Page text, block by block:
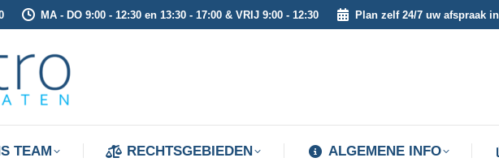
MA - DO 9:00 - 12:30 en 13:30 - 17:00 & VRIJ 9:00 - 12:30 Plan zelf 24/7 uw afspraak in
TEAM RECHTSGEBIEDEN ALGEMENE INFO
TEAM RECHTSGEBIEDEN ALGEMENE INFO